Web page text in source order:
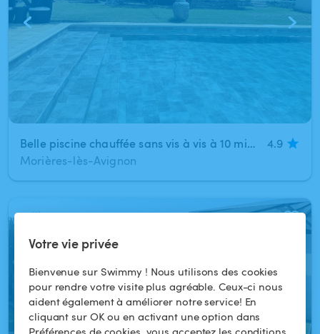
Votre vie privée
Bienvenue sur Swimmy ! Nous utilisons des cookies
pour rendre votre visite plus agréable. Ceux-ci nous
aident également à améliorer notre service! En
cliquant sur OK ou en activant une option dans
Préférences de cookies, vous acceptez les conditions
Belle piscine chauffée sans vis à vis à 10 min d Avignon (Morières-lès-Avignon)
4.9
Morières-lès-Avignon